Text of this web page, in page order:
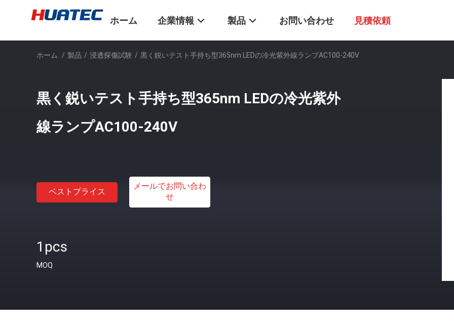
ホーム 企業情報 製品 お問い合わせ 見積依頼
ホーム / 製品 / 浸透探傷試験 / 黒く鋭いテスト手持ち型365nm LEDの冷光紫外線ランプAC100-240V
黒く鋭いテスト手持ち型365nm LEDの冷光紫外
線ランプAC100-240V
ベストプライス
メールでお問い合わ
せ
1pcs
MOQ